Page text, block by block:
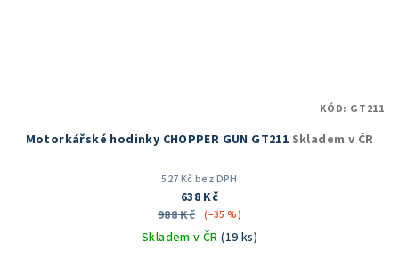
Motorkářské hodinky CHOPPER GUN GT211 Skladem v ČR
527 Kč bez DPH
638 Kč
988 Kč (–35 %)
Skladem v ČR(19 ks)
KÓD: GT211